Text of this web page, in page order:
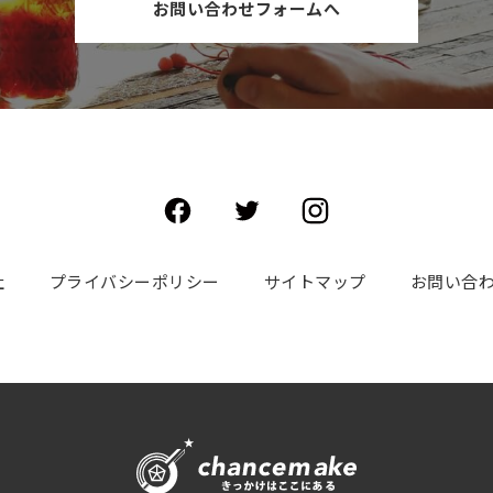
お問い合わせフォームへ
プライバシーポリシー サイトマップ お問い合